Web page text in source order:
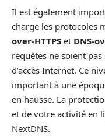
Il est également
charge les protocoles
over-HTTPS et DNS-
requêtes ne soient
d’accès Internet. Ce
important à une
en hausse. La
et de votre activité en
NextDNS.